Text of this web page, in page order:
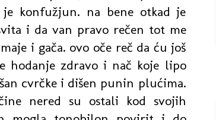
konfužjun. na bene otkad je
i da van pravo rečen tot me
i gača. ovo oče reč da ću još
hodanje zdravo i nač koje lipo
cvrčke i dišen punin plućima.
nered su ostali kod svojih